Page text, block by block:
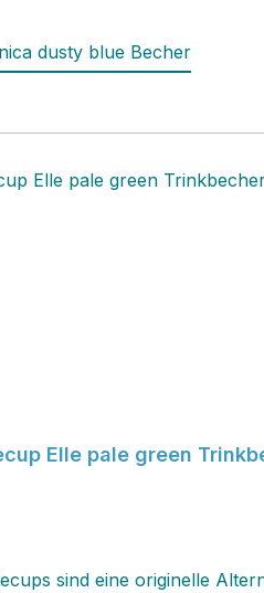
dusty blue Becher
Elle pale green
sind eine originelle